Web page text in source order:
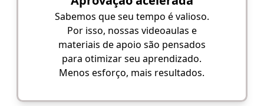
Sabemos que seu tempo é valioso.
Por isso, nossas videoaulas e
materiais de apoio são pensados
para otimizar seu aprendizado.
Menos esforço, mais resultados.